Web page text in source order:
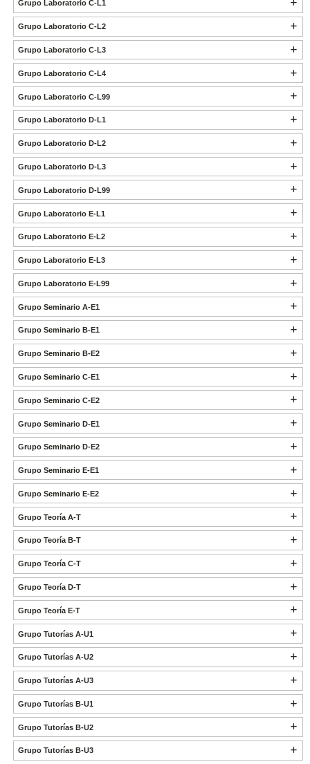
Grupo Laboratorio C-L1
Grupo Laboratorio C-L2
Grupo Laboratorio C-L3
Grupo Laboratorio C-L4
Grupo Laboratorio C-L99
Grupo Laboratorio D-L1
Grupo Laboratorio D-L2
Grupo Laboratorio D-L3
Grupo Laboratorio D-L99
Grupo Laboratorio E-L1
Grupo Laboratorio E-L2
Grupo Laboratorio E-L3
Grupo Laboratorio E-L99
Grupo Seminario A-E1
Grupo Seminario B-E1
Grupo Seminario B-E2
Grupo Seminario C-E1
Grupo Seminario C-E2
Grupo Seminario D-E1
Grupo Seminario D-E2
Grupo Seminario E-E1
Grupo Seminario E-E2
Grupo Teoría A-T
Grupo Teoría B-T
Grupo Teoría C-T
Grupo Teoría D-T
Grupo Teoría E-T
Grupo Tutorías A-U1
Grupo Tutorías A-U2
Grupo Tutorías A-U3
Grupo Tutorías B-U1
Grupo Tutorías B-U2
Grupo Tutorías B-U3